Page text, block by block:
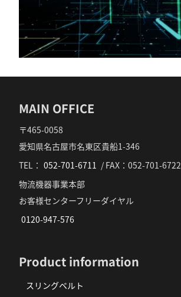
MAIN OFFICE
〒465-0058
愛知県名古屋市名東区貴船1-346
TEL： 052-701-6711 / FAX：052-701-6722
物流機器事業本部
お客様センターフリーダイヤル
0120-947-576
Product information
スリングベルト